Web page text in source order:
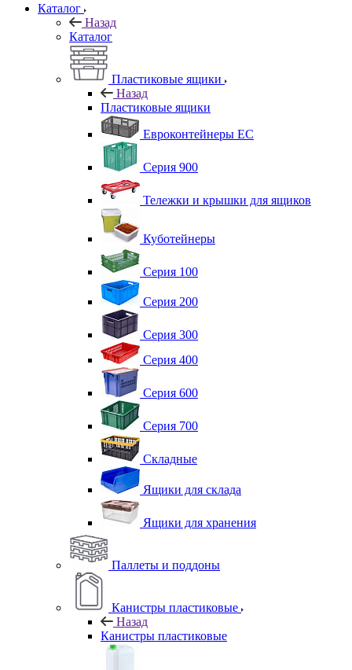
Каталог
Назад
Каталог
Пластиковые ящики
Назад
Пластиковые ящики
Евроконтейнеры ЕС
Серия 900
Тележки и крышки для ящиков
Куботейнеры
Серия 100
Серия 200
Серия 300
Серия 400
Серия 600
Серия 700
Складные
Ящики для склада
Ящики для хранения
Паллеты и поддоны
Канистры пластиковые
Назад
Канистры пластиковые